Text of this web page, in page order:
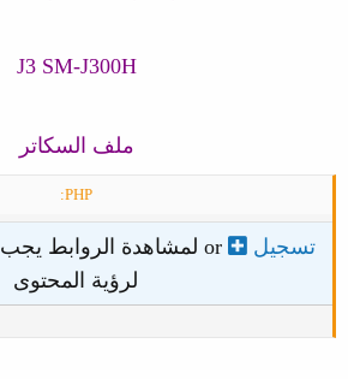
J3 SM-J300H
ملف السكاتر
PHP:
لمشاهدة الروابط يجب تسجيل الدخولor
تسجيل
لرؤية المحتوى